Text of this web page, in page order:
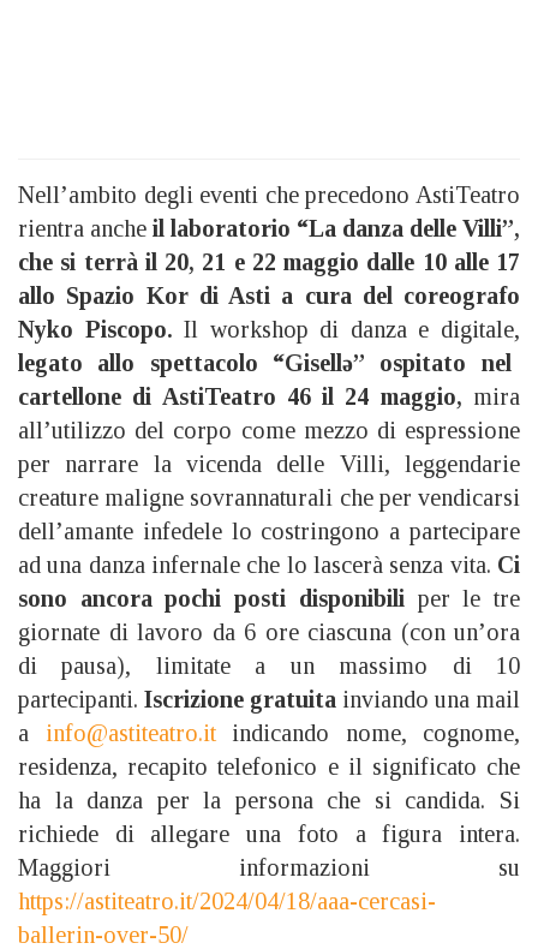
Nell’ambito degli eventi che precedono AstiTeatro
rientra anche il laboratorio “La danza delle Villi”,
che si terrà il 20, 21 e 22 maggio dalle 10 alle 17
allo Spazio Kor di Asti a cura del coreografo
Nyko Piscopo. Il workshop di danza e digitale,
legato allo spettacolo “Gisellə” ospitato nel
cartellone di AstiTeatro 46 il 24 maggio, mira
all’utilizzo del corpo come mezzo di espressione
per narrare la vicenda delle Villi, leggendarie
creature maligne sovrannaturali che per vendicarsi
dell’amante infedele lo costringono a partecipare
ad una danza infernale che lo lascerà senza vita. Ci
sono ancora pochi posti disponibili per le tre
giornate di lavoro da 6 ore ciascuna (con un’ora
di pausa), limitate a un massimo di 10
partecipanti. Iscrizione gratuita inviando una mail
a info@astiteatro.itindicando nome, cognome,
residenza, recapito telefonico e il significato che
ha la danza per la persona che si candida. Si
richiede di allegare una foto a figura intera.
Maggiori informazioni su
https://astiteatro.it/2024/04/18/aaa-cercasi-
ballerin-over-50/